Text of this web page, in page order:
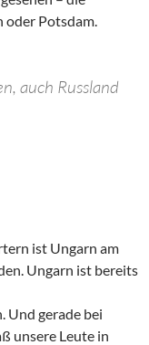
oder Potsdam.
auch Russland
ist Ungarn am
Ungarn ist bereits
Und gerade bei
unsere Leute in